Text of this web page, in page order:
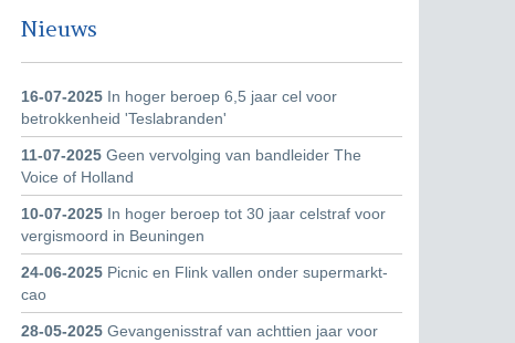
Nieuws
16-07-2025 In hoger beroep 6,5 jaar cel voor
betrokkenheid 'Teslabranden'
11-07-2025 Geen vervolging van bandleider The
Voice of Holland
10-07-2025 In hoger beroep tot 30 jaar celstraf voor
vergismoord in Beuningen
24-06-2025 Picnic en Flink vallen onder supermarkt-
cao
28-05-2025 Gevangenisstraf van achttien jaar voor